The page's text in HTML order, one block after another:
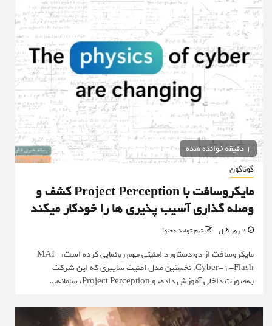
1 دقیقه خوانده شده
گوناگون
مایکروسافت با Project Perception کشف و
وصله گذاری آسیب پذیری ها را خودکار میکند
تیم تولید محتوا
مایکروسافت از دو دستاورد امنیتی مهم رونمایی کرده است: MAI-
Cyber-1-Flash، نخستین مدل امنیت سایبری که این شرکت
به‌صورت داخلی آموزش داده، و Project Perception، سامانه...